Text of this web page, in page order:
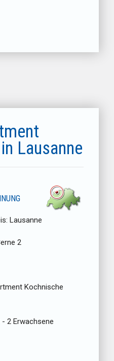
Lausanne
Lausanne
2
Kochnische
2 Erwachsene